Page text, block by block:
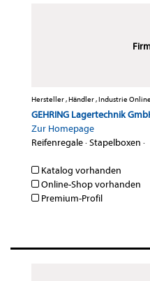
Hersteller , Händler , Industrie
GEHRING Lagertechnik
Zur Homepage
Reifenregale·Stapelboxen ·
Katalog vorhanden
Online-Shop vorhanden
Premium-Profil